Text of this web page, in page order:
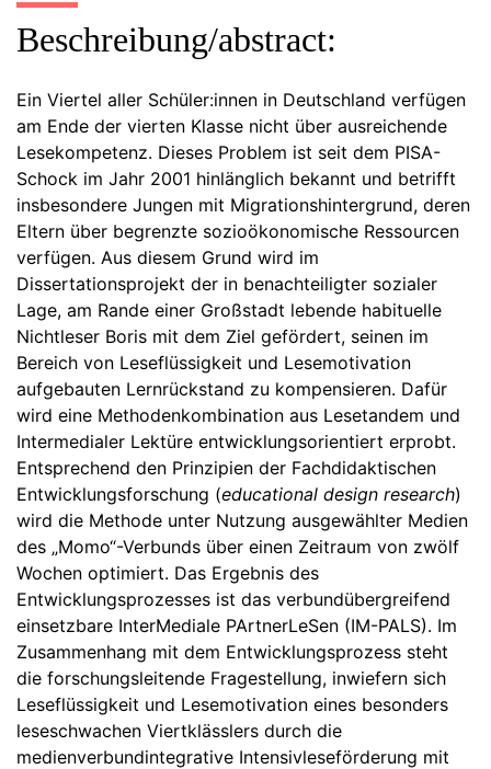
Beschreibung/abstract:
Ein Viertel aller Schüler:innen in Deutschland verfügen
am Ende der vierten Klasse nicht über ausreichende
Lesekompetenz. Dieses Problem ist seit dem PISA-
Schock im Jahr 2001 hinlänglich bekannt und betrifft
insbesondere Jungen mit Migrationshintergrund, deren
Eltern über begrenzte sozioökonomische Ressourcen
verfügen. Aus diesem Grund wird im
Dissertationsprojekt der in benachteiligter sozialer
Lage, am Rande einer Großstadt lebende habituelle
Nichtleser Boris mit dem Ziel gefördert, seinen im
Bereich von Leseflüssigkeit und Lesemotivation
aufgebauten Lernrückstand zu kompensieren. Dafür
wird eine Methodenkombination aus Lesetandem und
Intermedialer Lektüre entwicklungsorientiert erprobt.
Entsprechend den Prinzipien der Fachdidaktischen
Entwicklungsforschung (educational design research)
wird die Methode unter Nutzung ausgewählter Medien
des „Momo“-Verbunds über einen Zeitraum von zwölf
Wochen optimiert. Das Ergebnis des
Entwicklungsprozesses ist das verbundübergreifend
einsetzbare InterMediale PArtnerLeSen (IM-PALS). Im
Zusammenhang mit dem Entwicklungsprozess steht
die forschungsleitende Fragestellung, inwiefern sich
Leseflüssigkeit und Lesemotivation eines besonders
leseschwachen Viertklässlers durch die
medienverbundintegrative Intensivleseförderung mit